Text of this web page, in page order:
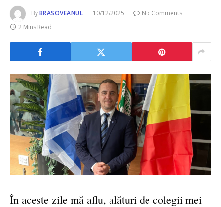
ByBRASOVEANUL 10/12/2025
No Comments
2 Mins Read
În aceste zile mă aflu, alături de colegii mei